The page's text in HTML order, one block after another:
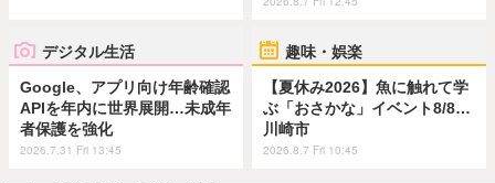
デジタル生活
Google、アプリ向け年齢確認
APIを年内に世界展開…未成年
者保護を強化
2026.7.31 Fri 13:45
趣味・娯楽
【夏休み2026】魚に触れて学
ぶ「おさかな」イベント8/8…
川崎市
2026.8.7 Fri 10:45